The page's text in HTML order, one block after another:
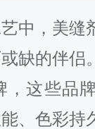
中，美缝
缺的伴侣
，这些品
、色彩持